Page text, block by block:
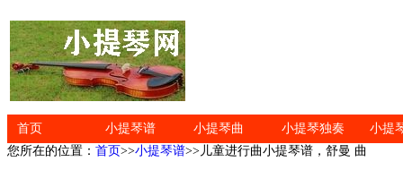
首页 小提琴谱 小提琴曲 小提琴独奏
小提
您所在的位置： 首页>>小提琴谱>>儿童进行曲小提琴谱，舒曼 曲